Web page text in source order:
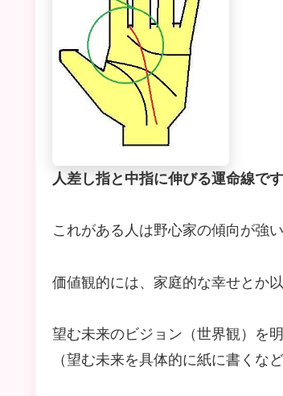
人差し指と中指に伸びる運命線です
これがある人は野心家の傾向が強い
価値観的には、家庭的な幸せとか
望む未来のビジョン（世界観）を
（望む未来を具体的に紙に書くなど